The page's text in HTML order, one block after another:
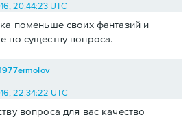
20:44:23 UTC
поменьше своих фантазий и
по существу вопроса.
22:34:22 UTC
вопроса для вас качество